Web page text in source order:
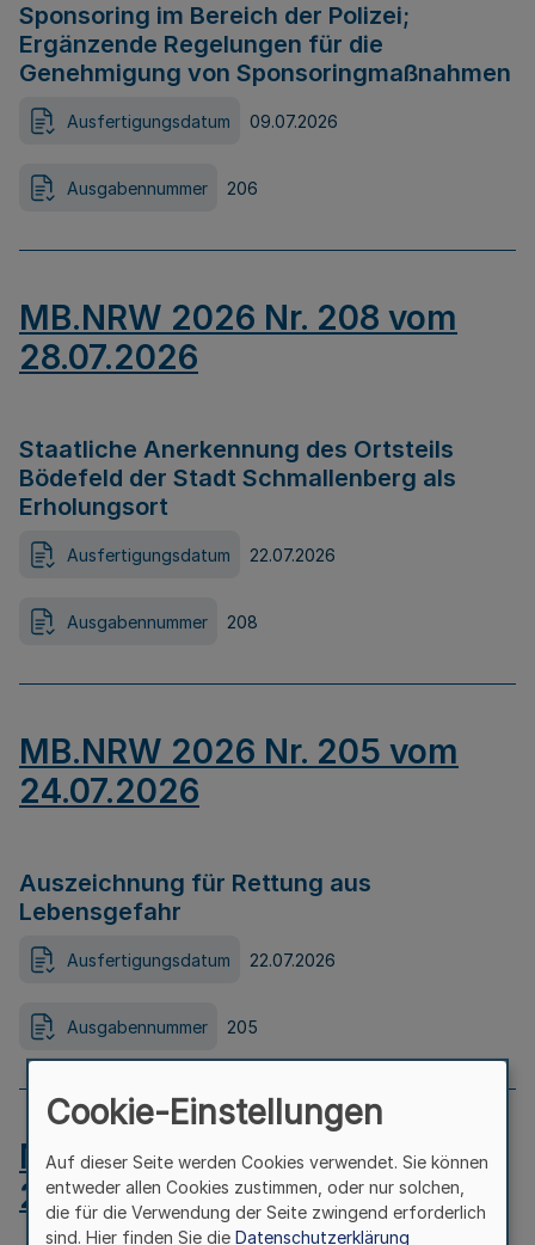
Sponsoring im Bereich der Polizei;
Ergänzende Regelungen für die
Genehmigung von Sponsoringmaßnahmen
Ausfertigungsdatum 09.07.2026
Ausgabennummer 206
MB.NRW 2026 Nr. 208 vom
28.07.2026
Staatliche Anerkennung des Ortsteils
Bödefeld der Stadt Schmallenberg als
Erholungsort
Ausfertigungsdatum 22.07.2026
Ausgabennummer 208
MB.NRW 2026 Nr. 205 vom
24.07.2026
Auszeichnung für Rettung aus
Lebensgefahr
Ausfertigungsdatum 22.07.2026
Ausgabennummer 205
MB.NRW 2026 Nr. 204 vom
24.07.2026
Cookie-Einstellungen
Auf dieser Seite werden Cookies verwendet. Sie können
entweder allen Cookies zustimmen, oder nur solchen,
die für die Verwendung der Seite zwingend erforderlich
sind. Hier finden Sie die Datenschutzerklärung